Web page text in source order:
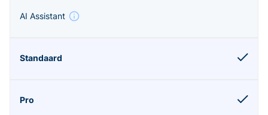
AI Assistant